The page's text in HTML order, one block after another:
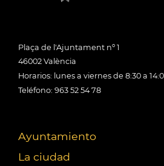
Plaça de l'Ajuntament nº 1
46002 València
Horarios: lunes a viernes de 8:30 a
Teléfono: 963 52 54 78
Ayuntamiento
La ciudad